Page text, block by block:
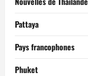
Pattaya
Pays francophones
Phuket